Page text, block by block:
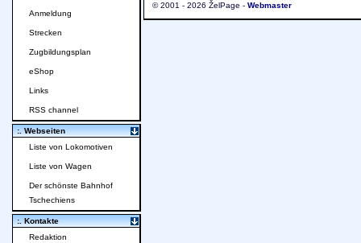
© 2001 - 2026 ŽelPage - Webmaster
Anmeldung
Strecken
Zugbildungsplan
eShop
Links
RSS channel
:. Webseiten
Liste von Lokomotiven
Liste von Wagen
Der schönste Bahnhof
Tschechiens
:. Kontakte
Redaktion